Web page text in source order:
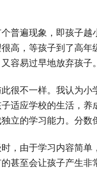
普遍现象，即孩子越
高，等孩子到了高年
容易过早地放弃孩子。
很不一样。我认为小
适应学校的生活，养
立的学习能力。分数
，由于学习内容简单
甚至会让孩子产生非